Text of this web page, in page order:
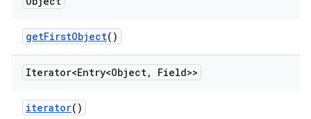
getFirstObject()
Iterator<Entry<Object, Field>>
iterator()